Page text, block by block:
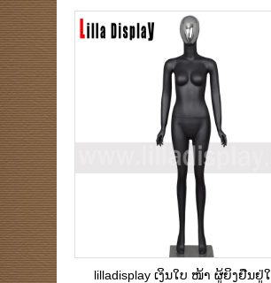
lilladisplay ເງິນໃບ ໜ້າ ຜູ້ຍິງຢືນຢູ່